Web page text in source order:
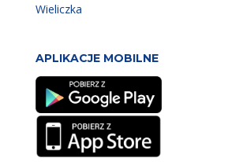
Wieliczka
APLIKACJE MOBILNE